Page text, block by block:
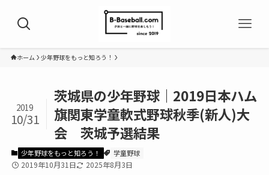
ホーム 少年野球をもっと知ろう！
茨城県の少年野球｜2019日本ハム
旗関東学童軟式野球秋季(新人)大
会 茨城予選結果
2019
10/31
少年野球をもっと知ろう！ 学童野球
2019年10月31日 2025年8月3日